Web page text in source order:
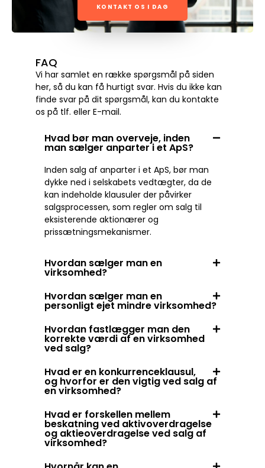
KONTAKT OS I DAG
FAQ
Vi har samlet en række spørgsmål på siden
her, så du kan få hurtigt svar. Hvis du ikke kan
finde svar på dit spørgsmål, kan du kontakte
os på tlf. eller E-mail.
Hvad bør man overveje, inden
man sælger anparter i et ApS?
Inden salg af anparter i et ApS, bør man
dykke ned i selskabets vedtægter, da de
kan indeholde klausuler der påvirker
salgsprocessen, som regler om salg til
eksisterende aktionærer og
prissætningsmekanismer.
Hvordan sælger man en
virksomhed?
Hvordan sælger man en
personligt ejet mindre virksomhed?
Hvordan fastlægger man den
korrekte værdi af en virksomhed
ved salg?
Hvad er en konkurrenceklausul,
og hvorfor er den vigtig ved salg af
en virksomhed?
Hvad er forskellen mellem
beskatning ved aktivoverdragelse
og aktieoverdragelse ved salg af
virksomhed?